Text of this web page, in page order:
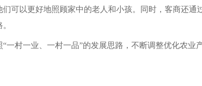
可以更好地照顾家中的老人和小孩。同时，客商还通
一村一业、一村一品”的发展思路，不断调整优化农业